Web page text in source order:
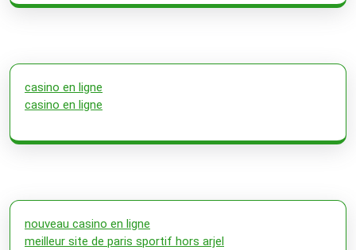
casino en ligne
casino en ligne
nouveau casino en ligne
meilleur site de paris sportif hors arjel